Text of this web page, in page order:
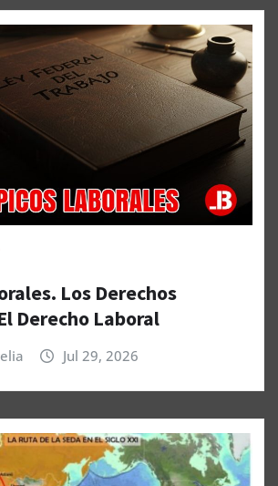
Los Derechos
Derecho Laboral
Jul 29, 2026